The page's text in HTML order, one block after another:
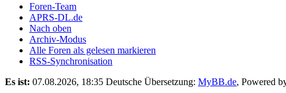
Foren-Team
APRS-DL.de
Nach oben
Archiv-Modus
Alle Foren als gelesen markieren
RSS-Synchronisation
Es ist: 07.08.2026, 18:35 Deutsche Übersetzung: MyBB.de, Powered